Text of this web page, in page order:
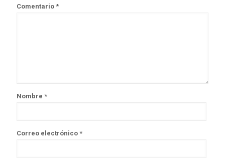
Comentario *
Nombre *
Correo electrónico *